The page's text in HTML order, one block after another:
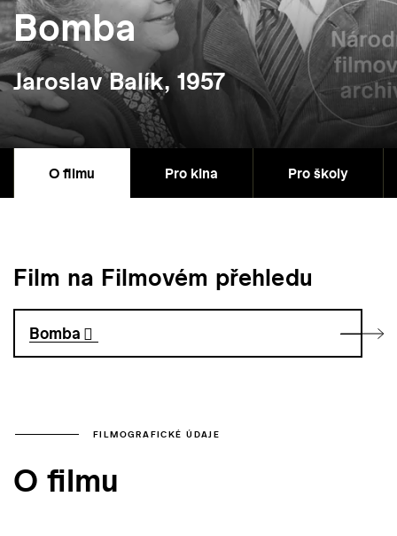
Bomba
Jaroslav Balík, 1957
O filmu Pro kina Pro školy
Film na Filmovém přehledu
Bomba
FILMOGRAFICKÉ ÚDAJE
O filmu